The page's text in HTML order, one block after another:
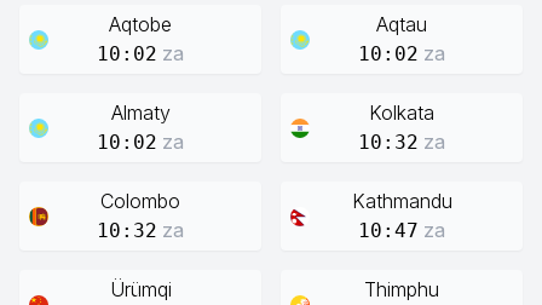
Aqtobe
10:02 za
Aqtau
10:02 za
Almaty
10:02 za
Kolkata
10:32 za
Colombo
10:32 za
Kathmandu
10:47 za
Ürümqi Thimphu